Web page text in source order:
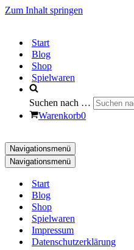
Zum Inhalt springen
Start
Blog
Shop
Spielwaren
Suchen nach …
Warenkorb0
Navigationsmenü
Navigationsmenü
Start
Blog
Shop
Spielwaren
Impressum
Datenschutzerklärung